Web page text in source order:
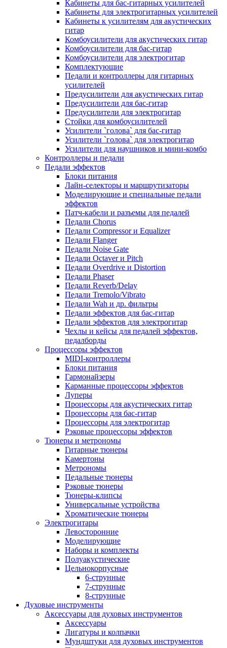
Кабинеты для бас-гитарных усилителей
Кабинеты для электрогитарных усилителей
Кабинеты к усилителям для акустических
гитар
Комбоусилители для акустических гитар
Комбоусилители для бас-гитар
Комбоусилители для электрогитар
Комплектующие
Педали и контроллеры для гитарных
усилителей
Предусилители для акустических гитар
Предусилители для бас-гитар
Предусилители для электрогитар
Стойки для комбоусилителей
Усилители `голова` для бас-гитар
Усилители `голова` для электрогитар
Усилители для наушников и мини-комбо
Контроллеры и педали
Педали эффектов
Блоки питания
Лайн-селекторы и маршрутизаторы
Моделирующие и специальные педали
эффектов
Патч-кабели и разъемы для педалей
Педали Chorus
Педали Compressor и Equalizer
Педали Flanger
Педали Noise Gate
Педали Octaver и Pitch
Педали Overdrive и Distortion
Педали Phaser
Педали Reverb/Delay
Педали Tremolo/Vibrato
Педали Wah и др. фильтры
Педали эффектов для бас-гитар
Педали эффектов для электрогитар
Чехлы и кейсы для педалей эффектов,
педалборды
Процессоры эффектов
MIDI-контроллеры
Блоки питания
Гармонайзеры
Карманные процессоры эффектов
Луперы
Процессоры для акустических гитар
Процессоры для бас-гитар
Процессоры для электрогитар
Рэковые процессоры эффектов
Тюнеры и метрономы
Гитарные тюнеры
Камертоны
Метрономы
Педальные тюнеры
Рэковые тюнеры
Тюнеры-клипсы
Универсальные устройства
Хроматические тюнеры
Электрогитары
Левосторонние
Моделирующие
Наборы и комплекты
Полуакустические
Цельнокорпусные
6-струнные
7-струнные
8-струнные
Духовые инструменты
Аксессуары для духовых инструментов
Аксессуары
Лигатуры и колпачки
Мундштуки для духовых инструментов